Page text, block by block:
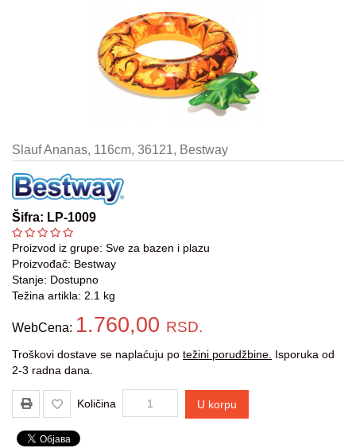
Aksesoari
Oprema
bebe
Oprema
za
decu
soba
Igracke
zabava
za
decu
Slauf Ananas, 116cm, 36121, Bestway
Šifra: LP-1009
Proizvod iz grupe: Sve za bazen i plazu
Proizvođač: Bestway
Stanje: Dostupno
Težina artikla: 2.1 kg
WebCena: 1.760,00 RSD.
Troškovi dostave se naplaćuju po težini porudžbine. Isporuka od
2-3 radna dana.
Količina U korpu